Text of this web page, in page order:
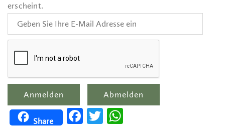
erscheint.
Share
FacebookTwitter